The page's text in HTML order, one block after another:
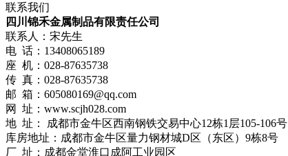
联系我们
四川锦禾金属制品有限责任公司
联系人：宋先生
电 话：13408065189
座 机：028-87635738
传 真：028-87635738
邮 箱：605080169@qq.com
网 址：www.scjh028.com
地 址： 成都市金牛区西南钢铁交易中心12栋1层105-106号
库房地址：成都市金牛区量力钢材城D区（东区）9栋8号
厂 址：成都金堂淮口成阿工业园区